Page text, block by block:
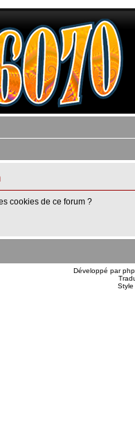
cookies de ce forum ?
Développé par
Style